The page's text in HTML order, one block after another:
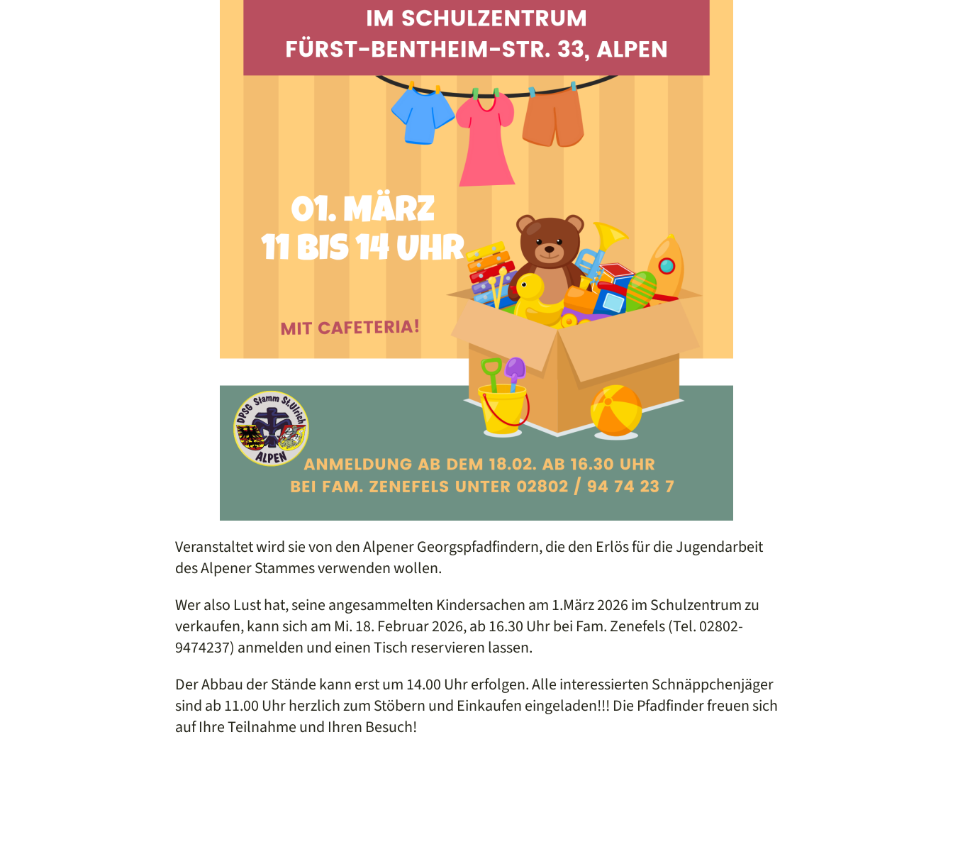
Veranstaltet wird sie von den Alpener Georgspfadfindern, die den Erlös für die Jugendarbeit
des Alpener Stammes verwenden wollen.
Wer also Lust hat, seine angesammelten Kindersachen am 1.März 2026 im Schulzentrum zu
verkaufen, kann sich am Mi. 18. Februar 2026, ab 16.30 Uhr bei Fam. Zenefels (Tel. 02802-
9474237) anmelden und einen Tisch reservieren lassen.
Der Abbau der Stände kann erst um 14.00 Uhr erfolgen. Alle interessierten Schnäppchenjäger
sind ab 11.00 Uhr herzlich zum Stöbern und Einkaufen eingeladen!!! Die Pfadfinder freuen sich
auf Ihre Teilnahme und Ihren Besuch!